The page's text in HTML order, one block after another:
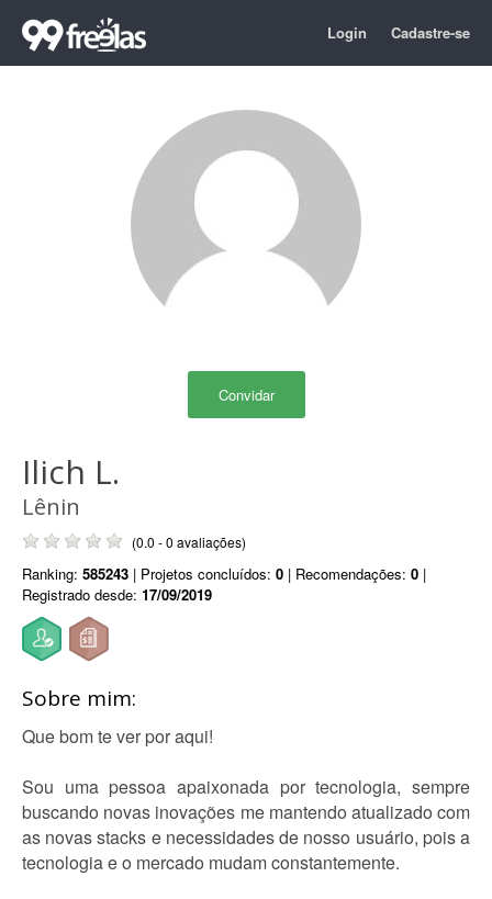
Login Cadastre-se
Convidar
Ilich L.
Lênin
(0.0 - 0 avaliações)
Ranking: 585243 | Projetos concluídos: 0 | Recomendações: 0 |
Registrado desde: 17/09/2019
Sobre mim:
Que bom te ver por aqui!
Sou uma pessoa apaixonada por tecnologia, sempre
buscando novas inovações me mantendo atualizado com
as novas stacks e necessidades de nosso usuário, pois a
tecnologia e o mercado mudam constantemente.